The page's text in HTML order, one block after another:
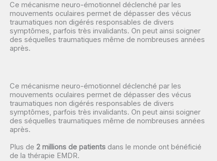
Ce mécanisme neuro-émotionnel déclenché par les
mouvements oculaires permet de dépasser des vécus
traumatiques non digérés responsables de divers
symptômes, parfois très invalidants. On peut ainsi soigner
des séquelles traumatiques même de nombreuses années
après.
Ce mécanisme neuro-émotionnel déclenché par les
mouvements oculaires permet de dépasser des vécus
traumatiques non digérés responsables de divers
symptômes, parfois très invalidants. On peut ainsi soigner
des séquelles traumatiques même de nombreuses années
après.
Plus de 2 millions de patients dans le monde ont bénéficié
de la thérapie EMDR.